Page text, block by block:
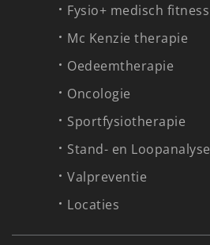
Fysio+ medisch fitness
Mc Kenzie therapie
Oedeemtherapie
Oncologie
Sportfysiotherapie
Stand- en Loopanalyse
Valpreventie
Locaties